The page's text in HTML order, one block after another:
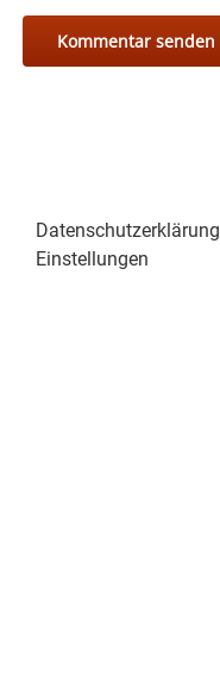
Datenschutzerklärung
Einstellungen